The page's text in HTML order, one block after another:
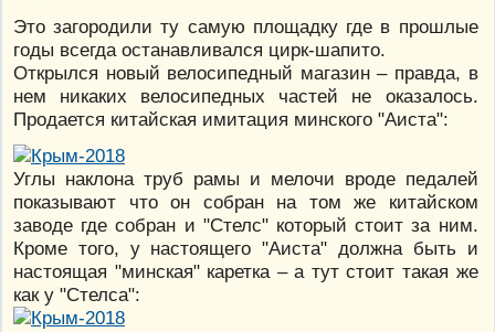
Это загородили ту самую площадку где в прошлые
годы всегда останавливался цирк-шапито.
Открылся новый велосипедный магазин – правда, в
нем никаких велосипедных частей не оказалось.
Продается китайская имитация минского "Аиста":
Углы наклона труб рамы и мелочи вроде педалей
показывают что он собран на том же китайском
заводе где собран и "Стелс" который стоит за ним.
Кроме того, у настоящего "Аиста" должна быть и
настоящая "минская" каретка – а тут стоит такая же
как у "Стелса":